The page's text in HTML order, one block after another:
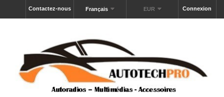
Connexion
EUR
Français
Contactez-nous